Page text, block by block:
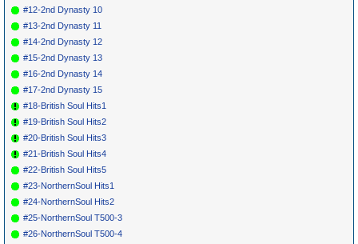
#12-2nd Dynasty 10
#13-2nd Dynasty 11
#14-2nd Dynasty 12
#15-2nd Dynasty 13
#16-2nd Dynasty 14
#17-2nd Dynasty 15
#18-British Soul Hits1
#19-British Soul Hits2
#20-British Soul Hits3
#21-British Soul Hits4
#22-British Soul Hits5
#23-NorthernSoul Hits1
#24-NorthernSoul Hits2
#25-NorthernSoul T500-3
#26-NorthernSoul T500-4